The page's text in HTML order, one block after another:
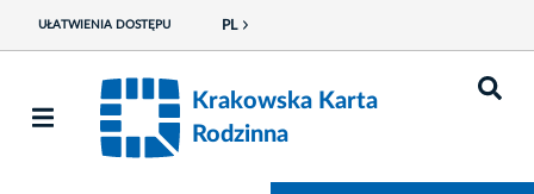
UŁATWIENIA DOSTĘPU PL
Krakowska Karta
Rodzinna